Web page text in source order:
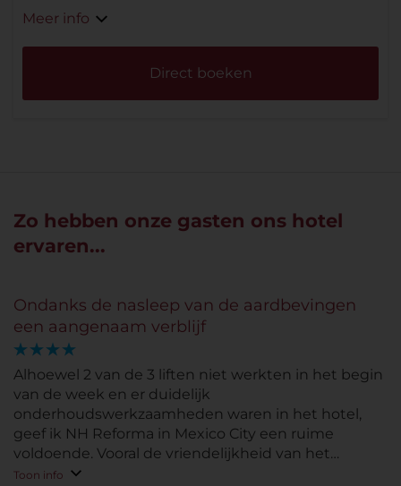
Meer info
Direct boeken
Zo hebben onze gasten ons hotel
ervaren...
Ondanks de nasleep van de aardbevingen
een aangenaam verblijf
Alhoewel 2 van de 3 liften niet werkten in het begin
van de week en er duidelijk
onderhoudswerkzaamheden waren in het hotel,
geef ik NH Reforma in Mexico City een ruime
voldoende. Vooral de vriendelijkheid van het
personeel en de kwaliteit van de keuken gaven de
Toon info